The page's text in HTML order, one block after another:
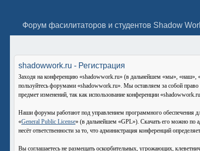
Форум фасилитаторов и студентов Shadow
shadowwork.ru - Регистрация
Заходя на конференцию «shadowwork.ru» (в дальнейшем «мы», «наш»,
пользуйтесь форумами «shadowwork.ru». Мы оставляем за собой
предмет изменений, так как использование конференции
Наши форумы работают под управлением программного обеспечения
«General Public License» (в дальнейшем «GPL»). Скачать его можно по
несёт ответственности за то, что администрация конференций
Вы соглашаетесь не размещать оскорбительных, угрожающих,